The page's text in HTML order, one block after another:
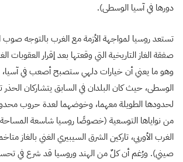
دورها في آسيا الوسطى).
تستعد روسيا لمواجهة الأزمة مع الغرب بالتوجه صوب
صفقة الغاز التاريخية التي وقعتها بعد إقرار العقوبات
وهو ما يعني أن خيارات دلهي ستصبح أصعب في آسيا،
الوسطى، حيث كان البلدان في السابق يتشاركان الحذر
لحدودها الطويلة معهما، وخوضهما لعدة حروب
من نواياها التوسعية (خصوصًا روسيا شاسعة المساحة،
الغرب الأوربي، تاركين الشرق السيبيري الغني بالغاز
صيني). ورُغم أن كلٌ من الهند وروسيا قد شرع في